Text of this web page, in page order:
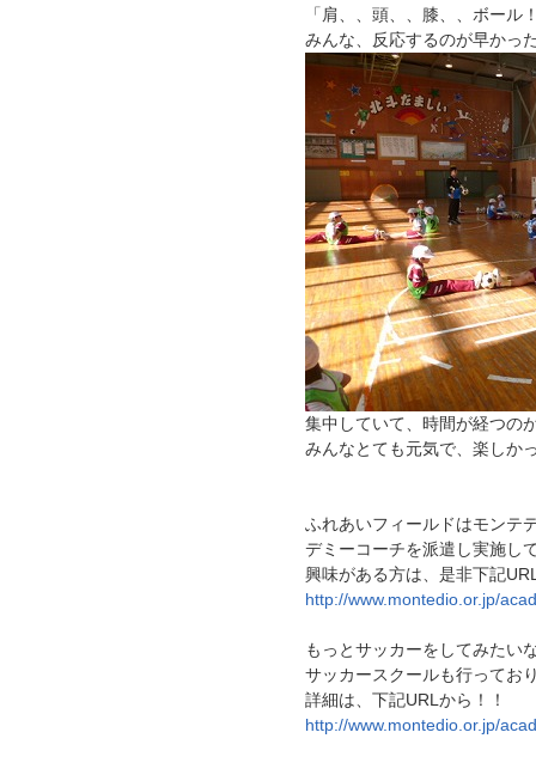
「肩、、頭、、膝、、ボール
みんな、反応するのが早かっ
集中していて、時間が経つの
みんなとても元気で、楽しか
ふれあいフィールドはモンテ
デミーコーチを派遣し実施し
興味がある方は、是非下記
http://www.montedio.or.jp/
もっとサッカーをしてみたい
サッカースクールも行ってお
詳細は、下記URLから！！
http://www.montedio.or.jp/